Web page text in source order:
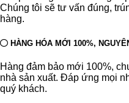
Chúng tôi sẽ tư vấn đúng,
hàng.
HÀNG HÓA MỚI 100%,
Hàng đảm bảo mới 100%,
nhà sản xuất. Đáp ứng mọi
quý khách.